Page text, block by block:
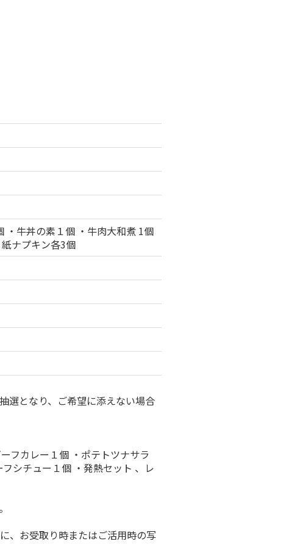
・牛丼の素１個 ・牛肉大和煮 1個
ナプキン各3個
選となり、ご希望に添えない場合
フカレー１個 ・ポテトツナサラ
シチュー１個 ・発熱セット 、レ
、お受取り時またはご活用時の写